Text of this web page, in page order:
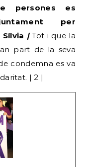
persones es
per
|Tot i que la
part de la seva
condemna es va
| 2 |